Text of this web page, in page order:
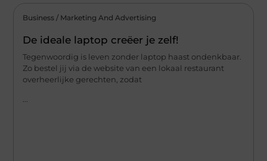
Business / Marketing And Advertising
De ideale laptop creëer je zelf!
Tegenwoordig is leven zonder laptop haast ondenkbaar.
Zo bestel jij via de website van een lokaal restaurant
overheerlijke gerechten, zodat
...